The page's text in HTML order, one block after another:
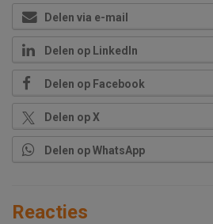
Delen via e-mail
Delen op LinkedIn
Delen op Facebook
Delen op X
Delen op WhatsApp
Reacties